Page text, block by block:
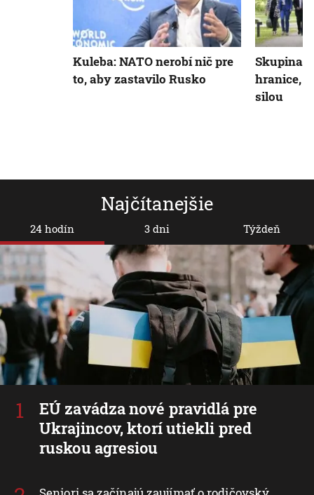
Najčítanejšie
24 hodín
EÚ zavádza nové pravidlá pre
Ukrajincov, ktorí utiekli pred
ruskou agresiou
3 dni Týždeň
Kuleba: NATO nerobí nič pre
to, aby zastavilo Rusko
Skupina
hranice,
silou